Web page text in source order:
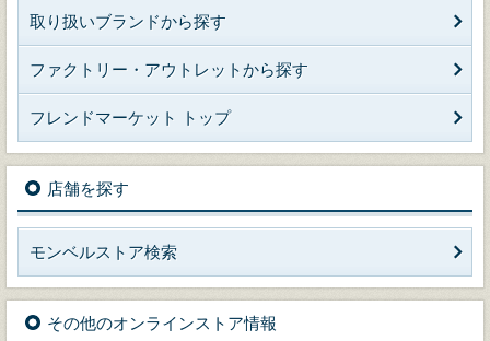
取り扱いブランドから探す
ファクトリー・アウトレットから探す
フレンドマーケット トップ
店舗を探す
モンベルストア検索
その他のオンラインストア情報